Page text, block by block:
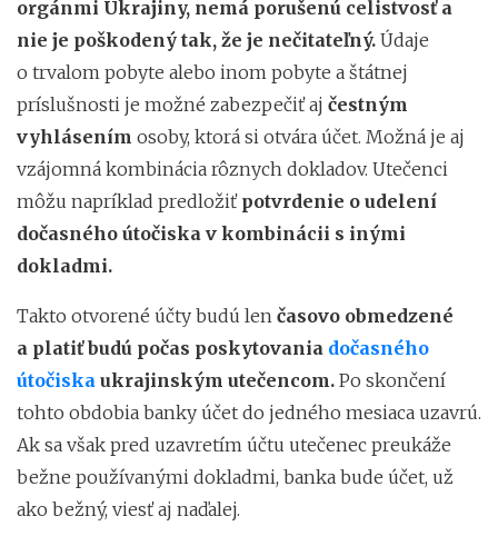
orgánmi Ukrajiny, nemá porušenú celistvosť a
nie je poškodený tak, že je nečitateľný. Údaje
o trvalom pobyte alebo inom pobyte a štátnej
príslušnosti je možné zabezpečiť aj čestným
vyhlásením osoby, ktorá si otvára účet. Možná je aj
vzájomná kombinácia rôznych dokladov. Utečenci
môžu napríklad predložiť potvrdenie o udelení
dočasného útočiska v kombinácii s inými
dokladmi.
Takto otvorené účty budú len časovo obmedzené
a platiť budú počas poskytovania dočasného
útočiska ukrajinským utečencom. Po skončení
tohto obdobia banky účet do jedného mesiaca uzavrú.
Ak sa však pred uzavretím účtu utečenec preukáže
bežne používanými dokladmi, banka bude účet, už
ako bežný, viesť aj naďalej.